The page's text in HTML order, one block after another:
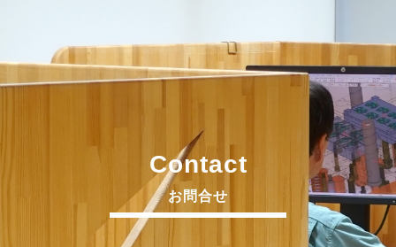
Contact
お問合せ